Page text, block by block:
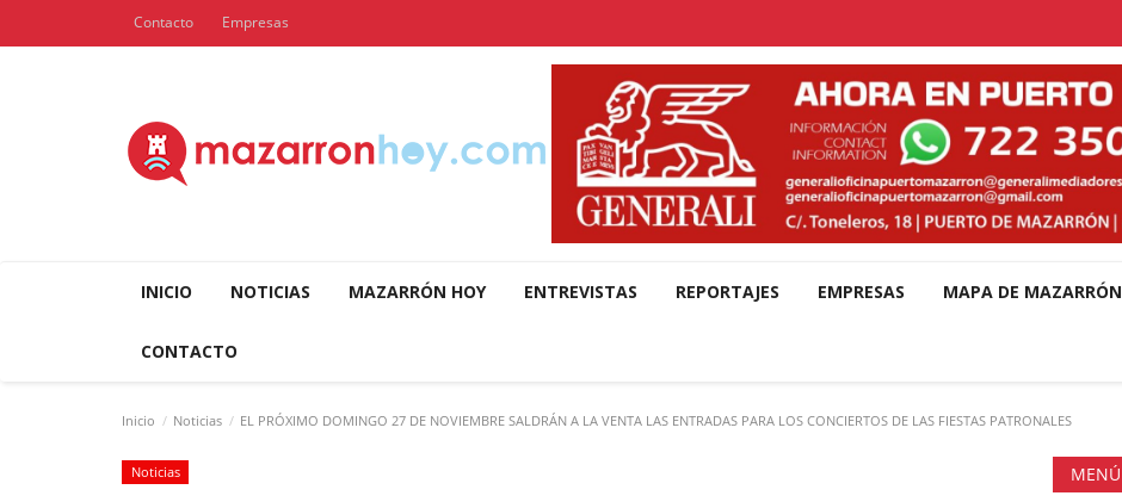
Contacto Empresas
INICIO NOTICIAS MAZARRÓN HOY ENTREVISTAS REPORTAJES EMPRESAS MAPA DE MAZARRÓN
CONTACTO
Inicio Noticias EL PRÓXIMO DOMINGO 27 DE NOVIEMBRE SALDRÁN A LA VENTA LAS ENTRADAS PARA LOS CONCIERTOS DE LAS FIESTAS PATRONALES
Noticias MENÚ